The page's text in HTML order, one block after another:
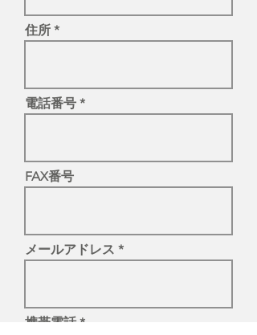
住所
電話番号
FAX番号
メールアドレス
携帯電話